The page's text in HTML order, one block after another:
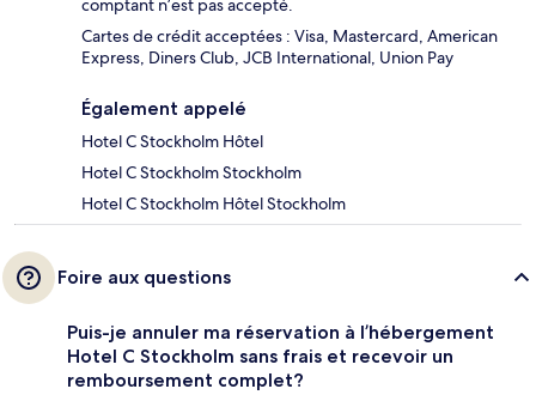
comptant n’est pas accepté.
Cartes de crédit acceptées : Visa, Mastercard, American
Express, Diners Club, JCB International, Union Pay
Également appelé
Hotel C Stockholm Hôtel
Hotel C Stockholm Stockholm
Hotel C Stockholm Hôtel Stockholm
Foire aux questions
Puis-je annuler ma réservation à l’hébergement
Hotel C Stockholm sans frais et recevoir un
remboursement complet?